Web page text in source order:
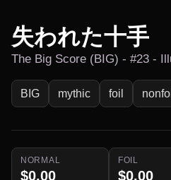
失われた十手
The Big Score (BIG) - #23 -
BIG mythic foil
NORMAL
$0.00
FOIL
$0.00